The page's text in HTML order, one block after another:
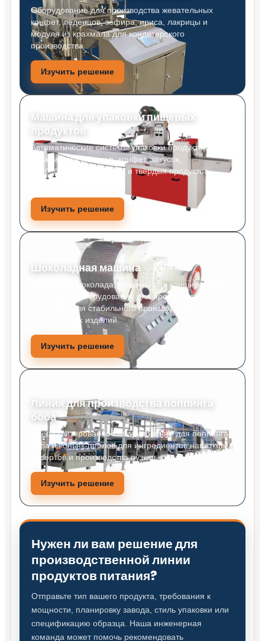
Оборудование для производства жевательных
конфет, леденцов, зефира, ириса, лакрицы и
модуля из крахмала для кондитерского
производства.
Изучить решение
Машина для упаковки пищевых
продуктов
Автоматические системы упаковки продуктов
питания для печенья, конфет, закусок,
хлебобулочных изделий и твердых продуктов
Изучить решение
Шоколадная машина
Обработка шоколада, машины для конширования
шоколада и оборудование для производства
шоколада для стабильного производства
кондитерских изделий.
Изучить решение
Линия для производства поппинга
боба
Специализированное оборудование для поппинга
боба и коньяк-перлов для ингредиентов напитков,
десертов и производства пузырькового чая.
Изучить решение
Нужен ли вам решение для
производственной линии
продуктов питания?
Отправьте тип вашего продукта, требования к
мощности, планировку завода, стиль упаковки или
спецификацию образца. Наша инженерная
команда может помочь рекомендовать